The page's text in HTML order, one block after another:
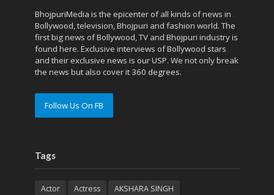
BhojpuriMedia is the epicenter of all kinds of news in
Bollywood, television, Bhojpuri and fashion world. The
first big news of Bollywood, TV and Bhojpuri industry is
found here. Exclusive interviews of Bollywood stars
and their exclusive news is our USP. We not only break
the news but also cover it 360 degrees.
Follow Us On FB
Tags
Actor Actress
AKSHARA SINGH